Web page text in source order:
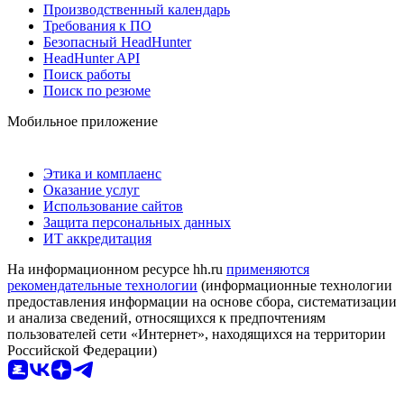
Производственный календарь
Требования к ПО
Безопасный HeadHunter
HeadHunter API
Поиск работы
Поиск по резюме
Мобильное приложение
Этика и комплаенс
Оказание услуг
Использование сайтов
Защита персональных данных
ИТ аккредитация
На информационном ресурсе hh.ru применяются
рекомендательные технологии (информационные технологии
предоставления информации на основе сбора, систематизации
и анализа сведений, относящихся к предпочтениям
пользователей сети «Интернет», находящихся на территории
Российской Федерации)